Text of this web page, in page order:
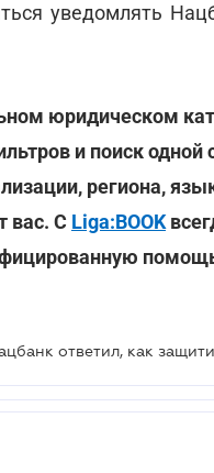
уведомлять
юридическом
и поиск
региона,
вас. С Liga:BOOK
ответил, как